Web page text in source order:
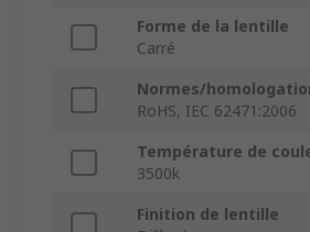
Forme de la lentille
Carré
Normes/
RoHS, IEC 62471:2006
Température de
3500k
Finition de lentille